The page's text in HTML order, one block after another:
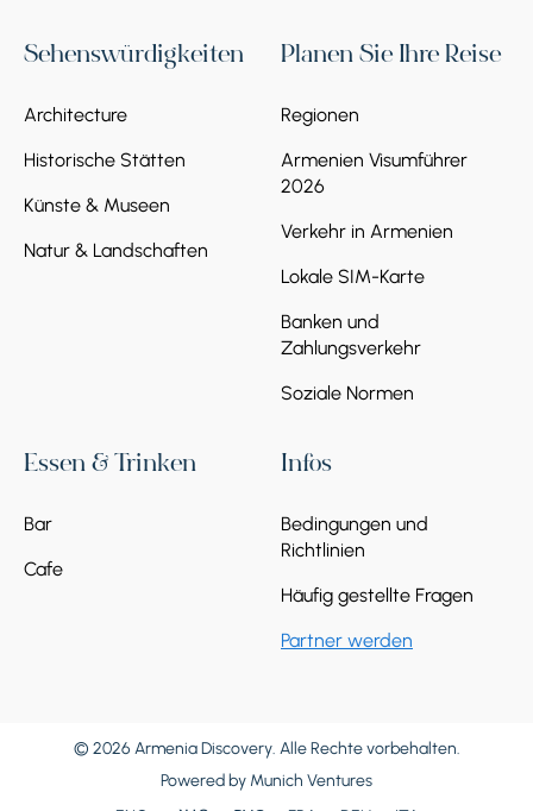
Sie wurde 1834 nach dem Zweiten Russisch-
Persischen Krieg erbaut. Besondere
Entwässerungssystem, das die Mauern der
Festung vor Regen schützte. Die Schwarze
Festung, die heute in ein Touristenzentrum
umgewandelt wurde, erinnert die Besucher
an ihre militärische Vergangenheit.
Sehenswürdigkeiten
Architecture
Historische Stätten
Künste & Museen
Natur & Landschaften
Planen Sie Ihre Reise
Regionen
Armenien Visumführer
2026
Verkehr in Armenien
Lokale SIM-Karte
Banken und
Zahlungsverkehr
Soziale Normen
Essen & Trinken
Bar
Cafe
Infos
Bedingungen und
Richtlinien
Häufig gestellte Fragen
Partner werden
© 2026 Armenia Discovery. Alle Rechte vorbehalten.
Powered by Munich Ventures